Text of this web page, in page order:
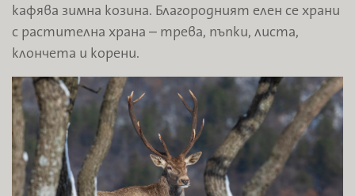
кафява зимна козина. Благородният елен се храни
с растителна храна – трева, пъпки, листа,
клончета и корени.